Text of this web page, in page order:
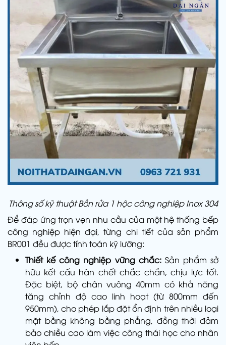
Thông số kỹ thuật Bồn rửa 1 hộc công nghiệp Inox 304
Để đáp ứng trọn vẹn nhu cầu của một hệ thống bếp
công nghiệp hiện đại, từng chi tiết của sản phẩm
BR001 đều được tính toán kỹ lưỡng:
Thiết kế công nghiệp vững chắc:Sản phẩm sở
hữu kết cấu hàn chết chắc chắn, chịu lực tốt.
Đặc biệt, bộ chân vuông 40mm có khả năng
tăng chỉnh độ cao linh hoạt (từ 800mm đến
950mm), cho phép lắp đặt ổn định trên nhiều loại
mặt bằng không bằng phẳng, đồng thời đảm
bảo chiều cao làm việc công thái học cho nhân